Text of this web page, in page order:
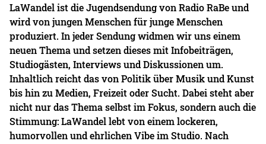
LaWandel ist die Jugendsendung von Radio RaBe und
wird von jungen Menschen für junge Menschen
produziert. In jeder Sendung widmen wir uns einem
neuen Thema und setzen dieses mit Infobeiträgen,
Studiogästen, Interviews und Diskussionen um.
Inhaltlich reicht das von Politik über Musik und Kunst
bis hin zu Medien, Freizeit oder Sucht. Dabei steht aber
nicht nur das Thema selbst im Fokus, sondern auch die
Stimmung: LaWandel lebt von einem lockeren,
humorvollen und ehrlichen Vibe im Studio. Nach